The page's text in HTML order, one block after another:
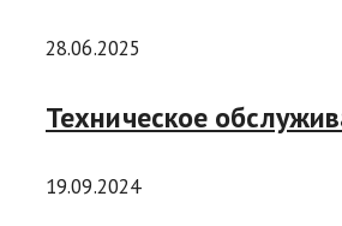
28.06.2025
Техническое
19.09.2024